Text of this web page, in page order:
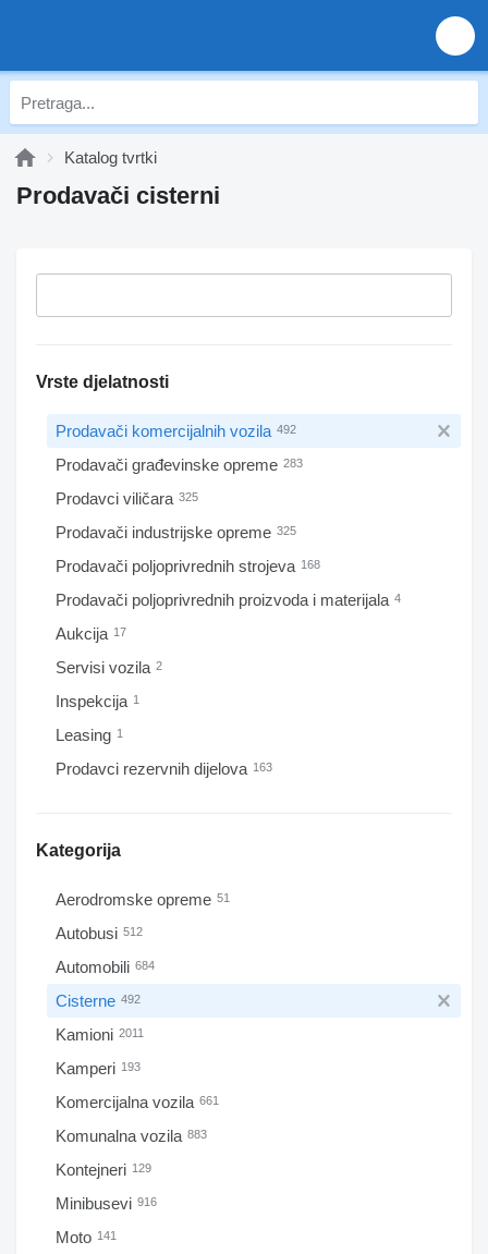
Katalog tvrtki
Prodavači cisterni
Vrste djelatnosti
Prodavači komercijalnih vozila 492
Prodavači građevinske opreme 283
Prodavci viličara 325
Prodavači industrijske opreme 325
Prodavači poljoprivrednih strojeva 168
Prodavači poljoprivrednih proizvoda i materijala 4
Aukcija 17
Servisi vozila 2
Inspekcija 1
Leasing 1
Prodavci rezervnih dijelova 163
Kategorija
Aerodromske opreme 51
Autobusi 512
Automobili 684
Cisterne 492
Kamioni 2011
Kamperi 193
Komercijalna vozila 661
Komunalna vozila 883
Kontejneri 129
Minibusevi 916
Moto 141